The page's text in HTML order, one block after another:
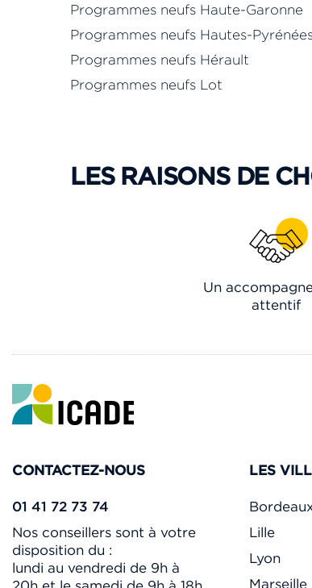
Programmes neufs Haute-Garonne
Programmes neufs Hautes-
Programmes neufs Hérault
Programmes neufs Lot
LES RAISONS DE
Un
attentif
CONTACTEZ-NOUS
01 41 72 73 74
Nos conseillers sont à votre
disposition du :
lundi au vendredi de 9h à
LES
Lille
Lyon
Marseille